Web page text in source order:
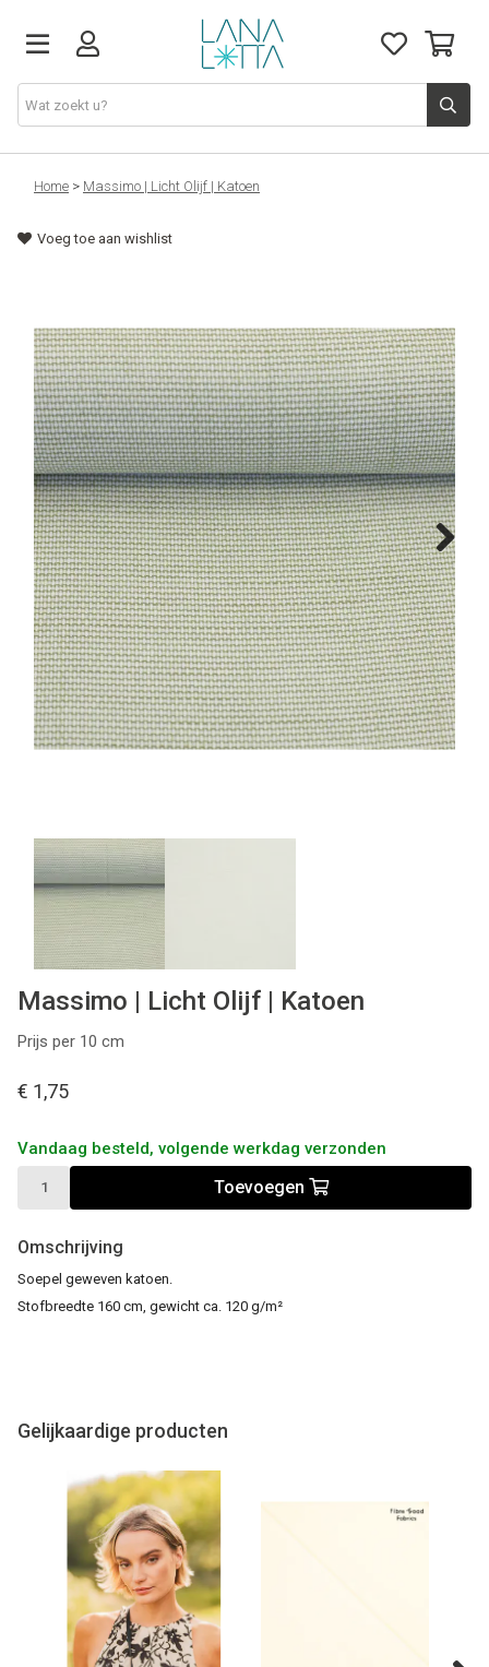
Stoffen
Fournituren
Patronen
Naaimachines
Workshops
Tips & tricks
Cadeaubon
Solden
Contact
Home > Massimo | Licht Olijf | Katoen
Voeg toe aan wishlist
Next
Massimo | Licht Olijf | Katoen
Prijs per 10 cm
€ 1,75
Vandaag besteld, volgende werkdag verzonden
Toevoegen
Omschrijving
Soepel geweven katoen.
Stofbreedte 160 cm, gewicht ca. 120 g/m²
Gelijkaardige producten